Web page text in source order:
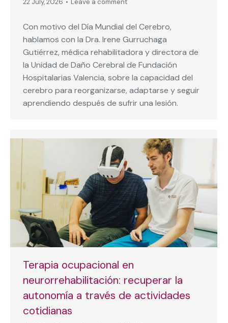
22 July, 2026
Leave a comment
Con motivo del Día Mundial del Cerebro,
hablamos con la Dra. Irene Gurruchaga
Gutiérrez, médica rehabilitadora y directora de
la Unidad de Daño Cerebral de Fundación
Hospitalarias Valencia, sobre la capacidad del
cerebro para reorganizarse, adaptarse y seguir
aprendiendo después de sufrir una lesión.
Terapia ocupacional en
neurorrehabilitación: recuperar la
autonomía a través de actividades
cotidianas